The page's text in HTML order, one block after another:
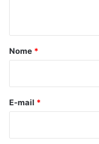
r
*
Nome *
E-mail *